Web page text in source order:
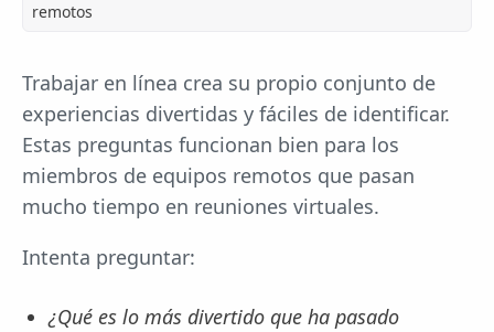
remotos
Trabajar en línea crea su propio conjunto de
experiencias divertidas y fáciles de identificar.
Estas preguntas funcionan bien para los
miembros de equipos remotos que pasan
mucho tiempo en reuniones virtuales.
Intenta preguntar:
¿Qué es lo más divertido que ha pasado